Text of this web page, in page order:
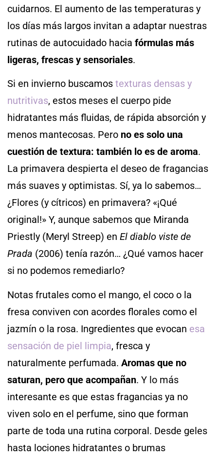
cuidarnos. El aumento de las temperaturas y
los días más largos invitan a adaptar nuestras
rutinas de autocuidado hacia fórmulas más
ligeras, frescas y sensoriales.
Si en invierno buscamos texturas densas y
nutritivas, estos meses el cuerpo pide
hidratantes más fluidas, de rápida absorción y
menos mantecosas. Pero no es solo una
cuestión de textura: también lo es de aroma.
La primavera despierta el deseo de fragancias
más suaves y optimistas. Sí, ya lo sabemos…
¿Flores (y cítricos) en primavera? «¡Qué
original!» Y, aunque sabemos que Miranda
Priestly (Meryl Streep) en El diablo viste de
Prada (2006) tenía razón… ¿Qué vamos hacer
si no podemos remediarlo?
Notas frutales como el mango, el coco o la
fresa conviven con acordes florales como el
jazmín o la rosa. Ingredientes que evocan esa
sensación de piel limpia, fresca y
naturalmente perfumada. Aromas que no
saturan, pero que acompañan. Y lo más
interesante es que estas fragancias ya no
viven solo en el perfume, sino que forman
parte de toda una rutina corporal. Desde geles
hasta lociones hidratantes o brumas